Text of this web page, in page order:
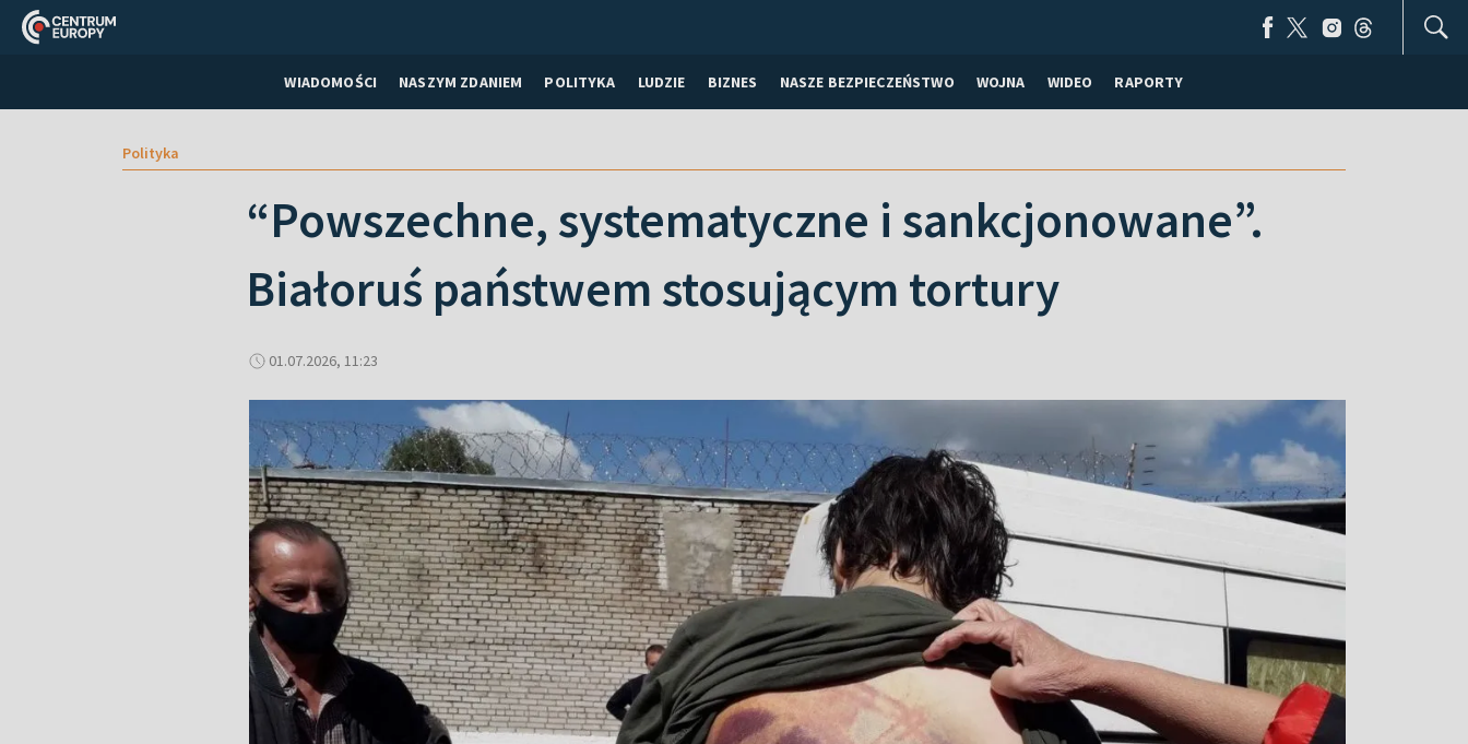
WIADOMOŚCI NASZYM ZDANIEM POLITYKA LUDZIE BIZNES NASZE BEZPIECZEŃSTWO WOJNA WIDEO RAPORTY
Polityka
“Powszechne, systematyczne i sankcjonowane”.
Białoruś państwem stosującym tortury
01.07.2026, 11:23